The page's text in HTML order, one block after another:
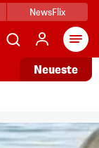
NewsFlix
Neueste